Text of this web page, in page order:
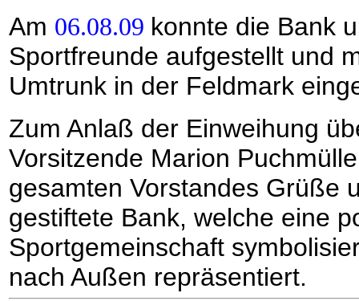
Am 06.08.09 konnte die Bank
Sportfreunde aufgestellt und
Umtrunk in der Feldmark
Zum Anlaß der Einweihung
Vorsitzende Marion
gesamten Vorstandes Grüße
gestiftete Bank, welche eine
Sportgemeinschaft
nach Außen repräsentiert.